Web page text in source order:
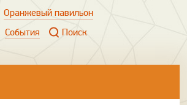
Оранжевый павильон
События Поиск